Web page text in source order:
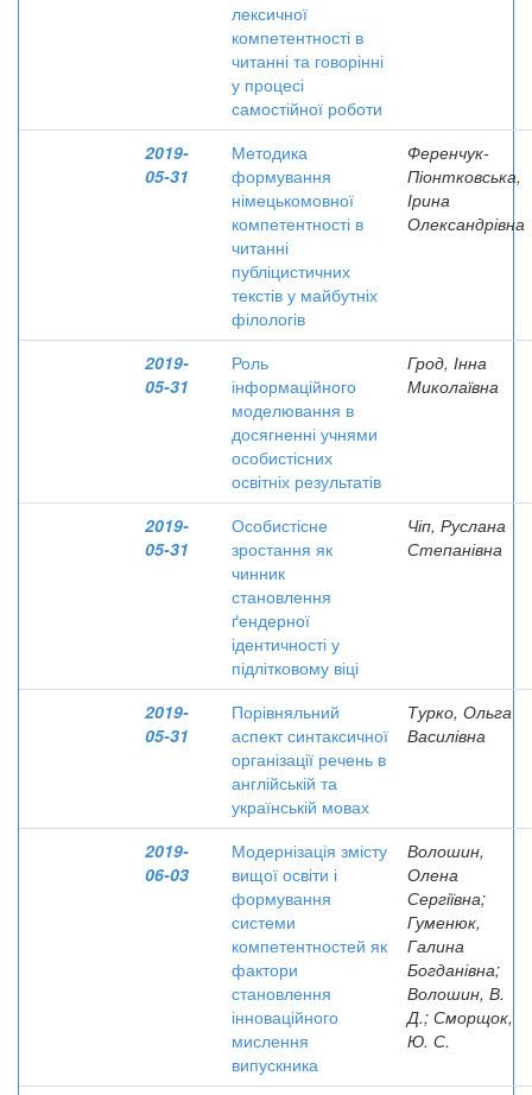
лексичної
компетентності в
читанні та говорінні
у процесі
самостійної роботи
2019-
05-31
Методика
формування
німецькомовної
компетентності в
читанні
публіцистичних
текстів у майбутніх
філологів
Ференчук-
Піонтковська,
Ірина
Олександрівна
2019-
05-31
Роль
інформаційного
моделювання в
досягненні учнями
особистісних
освітніх результатів
Грод, Інна
Миколаївна
2019-
05-31
Особистісне
зростання як
чинник
становлення
ґендерної
ідентичності у
підлітковому віці
Чіп, Руслана
Степанівна
2019-
05-31
Порівняльний
аспект синтаксичної
організації речень в
англійській та
українській мовах
Турко, Ольга
Василівна
2019-
06-03
Модернізація змісту
вищої освіти і
формування
системи
компетентностей як
фактори
становлення
інноваційного
мислення
випускника
Волошин,
Олена
Сергіївна;
Гуменюк,
Галина
Богданівна;
Волошин, В.
Д.; Сморщок,
Ю. С.